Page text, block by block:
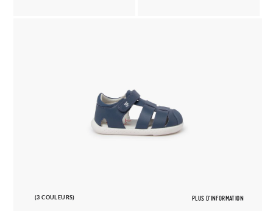
(3 COULEURS) PLUS D'INFORMATION